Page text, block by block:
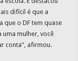
difícil é que a
que o DF tem quase
uma mulher, você
conta”, afirmou.